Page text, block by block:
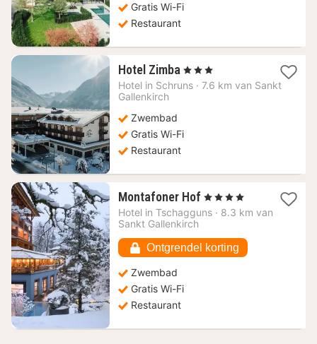
Gratis Wi-Fi
Restaurant
Hotel Zimba 1
nacht
, 3 Sterren
Hotel in Schruns · 7.6 km van Sankt
Gallenkirch
Zwembad
Gratis Wi-Fi
Restaurant
Montafoner Hof 1
nacht
€
, 4 Sterren
Hotel in Tschagguns · 8.3 km van
Sankt Gallenkirch
Ontgrendel korting
Zwembad
Gratis Wi-Fi
Restaurant